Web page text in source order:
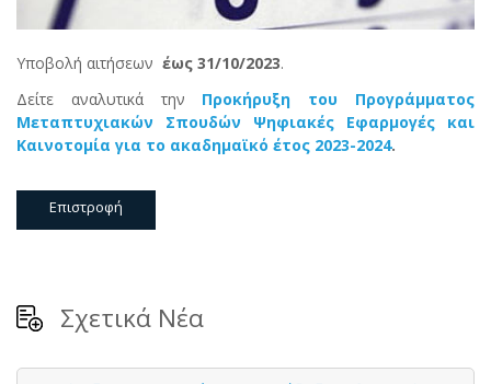
Υποβολή αιτήσεων έως 31/10/2023.
Δείτε αναλυτικά την Προκήρυξη του Προγράμματος
Μεταπτυχιακών Σπουδών Ψηφιακές Εφαρμογές και
Καινοτομία για το ακαδημαϊκό έτος 2023-2024.
Επιστροφή
Σχετικά Νέα